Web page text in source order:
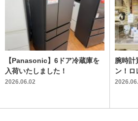
【Panasonic】6ドア冷蔵庫を
入荷いたしました！
2026.06.02
腕時計
ン！ロ